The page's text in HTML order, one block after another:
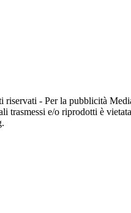
- Per la pubblicità
trasmessi e/o riprodotti è